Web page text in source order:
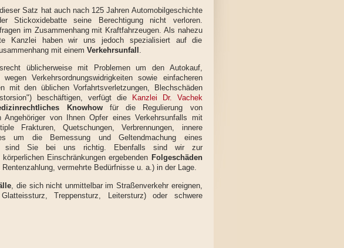
Satz hat auch nach 125 Jahren Automobilgeschichte
Stickoxidebatte seine Berechtigung nicht verloren.
im Zusammenhang mit Kraftfahrzeugen. Als nahezu
Kanzlei haben wir uns jedoch spezialisiert auf die
mit einem Verkehrsunfall .
üblicherweise mit Problemen um den Autokauf,
Verkehrsordnungswidrigkeiten sowie einfacheren
mit den üblichen Vorfahrtsverletzungen, Blechschäden
beschäftigen, verfügt die
Kanzlei Dr. Vachek
Knowhowfür die Regulierung von
von Ihnen Opfer eines Verkehrsunfalls mit
Frakturen, Quetschungen, Verbrennungen, innere
die Bemessung und Geltendmachung eines
sind Sie bei uns richtig. Ebenfalls sind wir zur
Einschränkungen ergebenden Folgeschäden
vermehrte Bedürfnisse u. a.) in der Lage.
, die sich nicht unmittelbar im Straßenverkehr ereignen,
Treppensturz, Leitersturz) oder schwere